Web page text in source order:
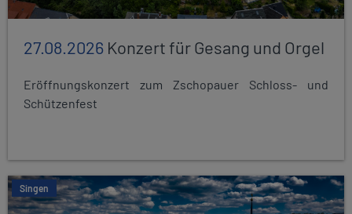
27.08.2026 Konzert für Gesang und Orgel
Eröffnungskonzert zum Zschopauer Schloss- und
Schützenfest
Singen